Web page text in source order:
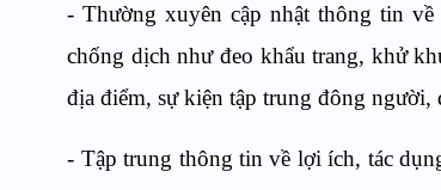
- Thường xuyên cập nhật thông tin
chống dịch như đeo khẩu trang, khử
địa điểm, sự kiện tập trung đông
- Tập trung thông tin về lợi ích, tác